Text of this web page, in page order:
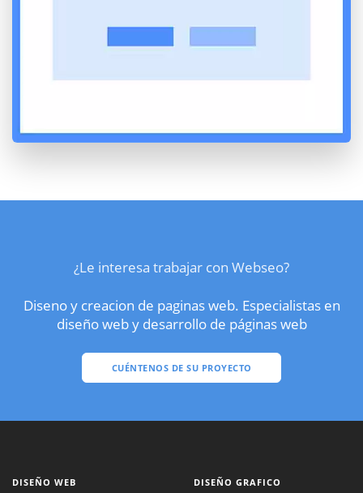
¿Le interesa trabajar con Webseo?
Diseno y creacion de paginas web. Especialistas en
diseño web y desarrollo de páginas web
CUÉNTENOS DE SU PROYECTO
DISEÑO WEB DISEÑO GRAFICO